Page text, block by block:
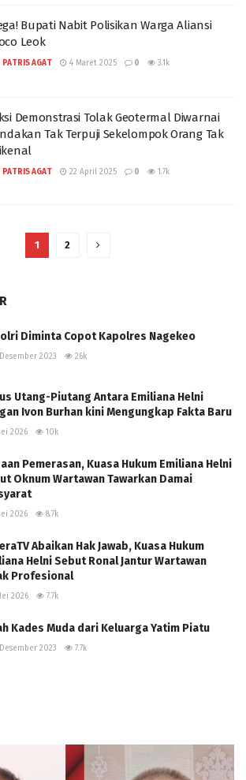
Bupati Nabit Polisikan Warga Aliansi
Leok
PATRIS AGAT 4 Maret 2025 0 3.1k
Demonstrasi Tolak Geotermal Diwarnai
Tak Terpuji Sekelompok Orang Tak
PATRIS AGAT 22 April 2025 0 1.7k
1 2
Diminta Copot Kapolres Nagekeo
2023 26k
Utang-Piutang Antara Emiliana Helni
Ivon Burhan kini Mengungkap Fakta Baru
2026 10k
Pemerasan, Kuasa Hukum Emiliana Helni
Oknum Wartawan Tawarkan Damai
2026 8.7k
Abaikan Hak Jawab, Kuasa Hukum
Helni Sebut Ronal Jantur Wartawan
Profesional
2026 7.7k
Kades Muda dari Keluarga Yatim Piatu
2023 7.7k